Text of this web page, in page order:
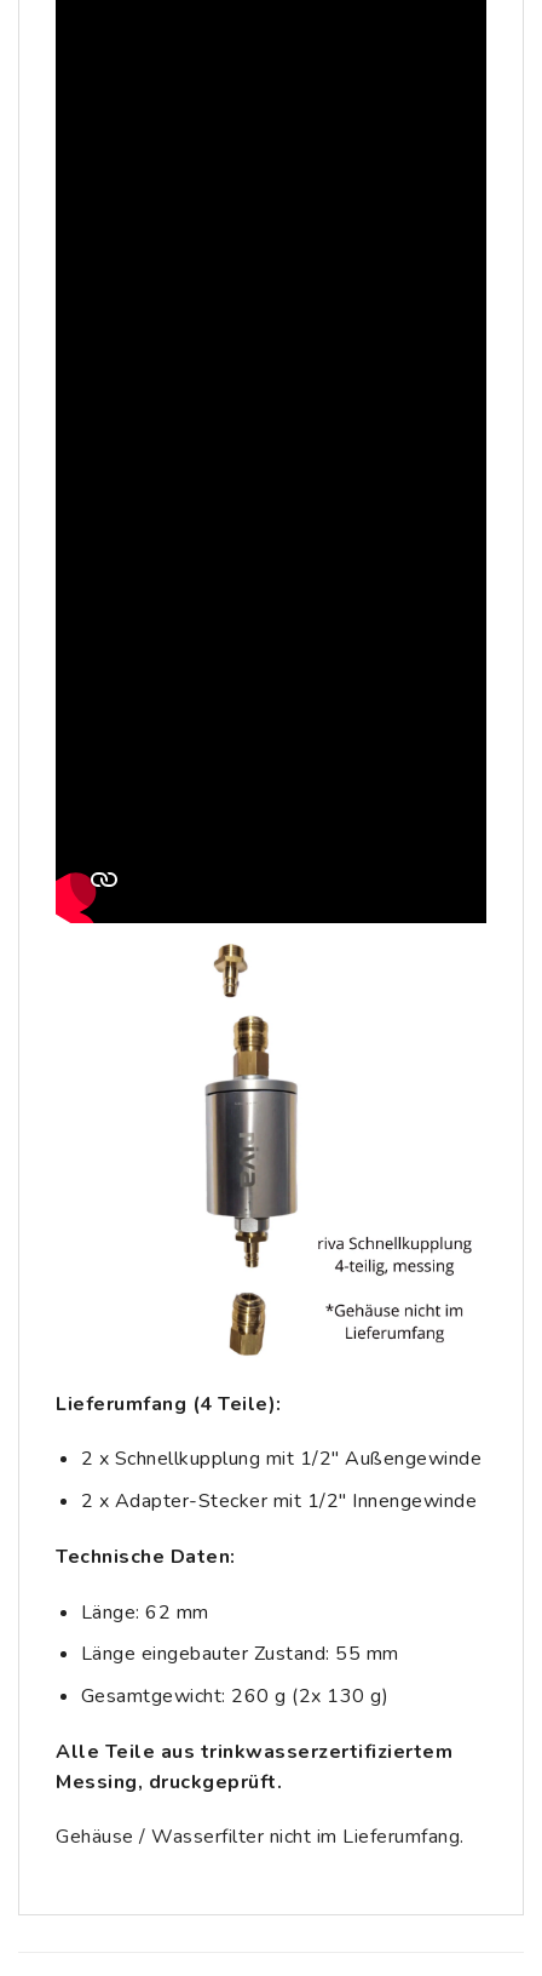
Lieferumfang (4 Teile):
2 x Schnellkupplung mit 1/2″ Außengewinde
2 x Adapter-Stecker mit 1/2″ Innengewinde
Technische Daten:
Länge: 62 mm
Länge eingebauter Zustand: 55 mm
Gesamtgewicht: 260 g (2x 130 g)
Alle Teile aus trinkwasserzertifiziertem
Messing, druckgeprüft.
Gehäuse / Wasserfilter nicht im Lieferumfang.